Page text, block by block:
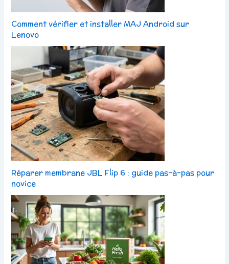
Comment vérifier et installer MAJ Android sur
Lenovo
Réparer membrane JBL Flip 6 : guide pas-à-pas pour
novice